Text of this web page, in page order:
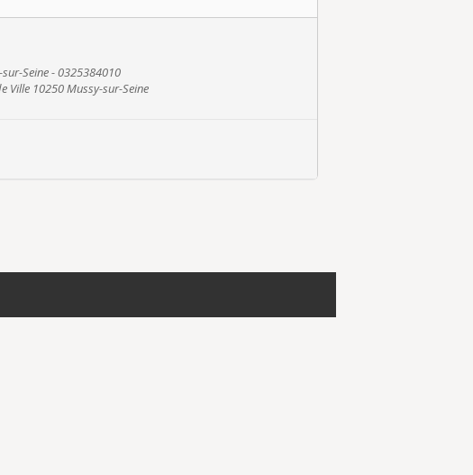
Seine - 0325384010
Ville 10250 Mussy-sur-Seine